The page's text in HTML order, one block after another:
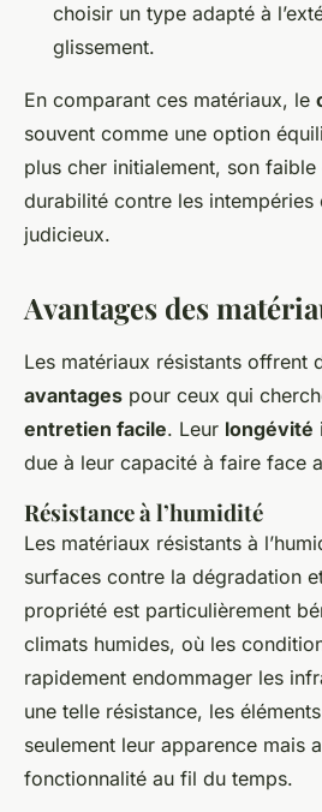
choisir un type adapté à
glissement.
En comparant ces matériaux, le
souvent comme une option
plus cher initialement, son faible
durabilité contre les intempéries
judicieux.
Avantages des
Les matériaux résistants offrent
avantages pour ceux qui
entretien facile. Leur longévité
due à leur capacité à faire face
Résistance à l’humidité
Les matériaux résistants à
surfaces contre la dégradation
propriété est particulièrement
climats humides, où les
rapidement endommager les
une telle résistance, les
seulement leur apparence mais
fonctionnalité au fil du temps.